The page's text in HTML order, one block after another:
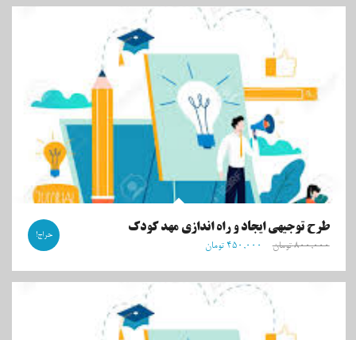
طرح توجیهی ایجاد و راه اندازی مهد کودک
۸۰۰,۰۰۰ تومان ۴۵۰,۰۰۰ تومان
حراج!